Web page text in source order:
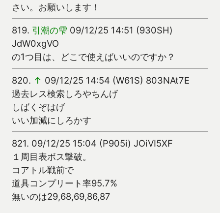
さい。お願いします！
819. 引潮の雫 09/12/25 14:51 (930SH)
JdW0xgVO
の1つ目は、どこで使えばいいのですか？
820. ↑ 09/12/25 14:54 (W61S) 803NAt7E
過去レス検索しろやちんげ
しばくぞはげ
いい加減にしろかす
821. 09/12/25 15:04 (P905i) JOiVI5XF
１周目表ボス撃破。
コアトル戦前で
道具コンプリート率95.7%
無いのは29,68,69,86,87